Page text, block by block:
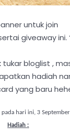
untuk join
giveaway ini.
bloglist ,
hadiah
yang baru
hari ini, 3
Hadiah :